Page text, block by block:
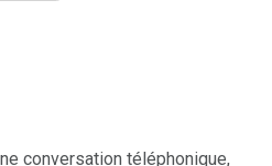
conversation téléphonique,